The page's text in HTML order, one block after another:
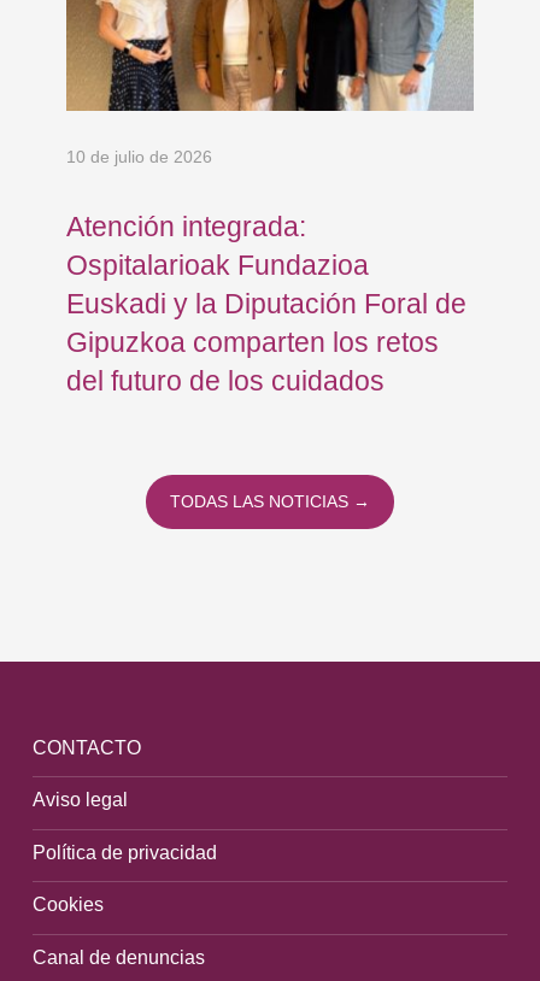
10 de julio de 2026
Atención integrada:
Ospitalarioak Fundazioa
Euskadi y la Diputación Foral de
Gipuzkoa comparten los retos
del futuro de los cuidados
TODAS LAS NOTICIAS →
CONTACTO
Aviso legal
Política de privacidad
Cookies
Canal de denuncias